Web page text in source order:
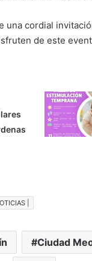
cordial
de este
|
Ciudad